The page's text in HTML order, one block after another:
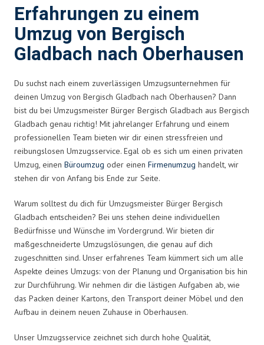
Erfahrungen zu einem
Umzug von Bergisch
Gladbach nach Oberhausen
Du suchst nach einem zuverlässigen Umzugsunternehmen für
deinen Umzug von Bergisch Gladbach nach Oberhausen? Dann
bist du bei Umzugsmeister Bürger Bergisch Gladbach aus Bergisch
Gladbach genau richtig! Mit jahrelanger Erfahrung und einem
professionellen Team bieten wir dir einen stressfreien und
reibungslosen Umzugsservice. Egal ob es sich um einen privaten
Umzug, einen Büroumzug oder einen Firmenumzug handelt, wir
stehen dir von Anfang bis Ende zur Seite.
Warum solltest du dich für Umzugsmeister Bürger Bergisch
Gladbach entscheiden? Bei uns stehen deine individuellen
Bedürfnisse und Wünsche im Vordergrund. Wir bieten dir
maßgeschneiderte Umzugslösungen, die genau auf dich
zugeschnitten sind. Unser erfahrenes Team kümmert sich um alle
Aspekte deines Umzugs: von der Planung und Organisation bis hin
zur Durchführung. Wir nehmen dir die lästigen Aufgaben ab, wie
das Packen deiner Kartons, den Transport deiner Möbel und den
Aufbau in deinem neuen Zuhause in Oberhausen.
Unser Umzugsservice zeichnet sich durch hohe Qualität,